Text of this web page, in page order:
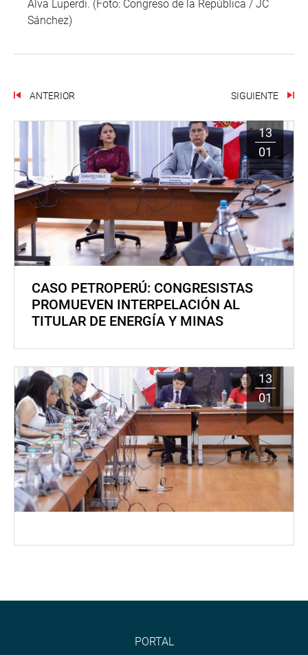
Alva Luperdi. (Foto: Congreso de la República / JC
Sánchez)
ANTERIOR SIGUIENTE
13
01
CASO PETROPERÚ: CONGRESISTAS
PROMUEVEN INTERPELACIÓN AL
TITULAR DE ENERGÍA Y MINAS
13
01
PORTAL